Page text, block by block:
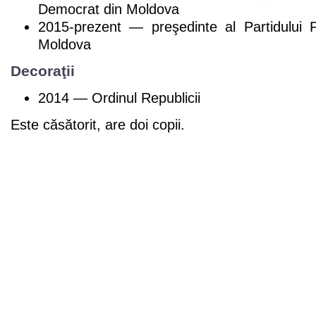
Democrat din Moldova
2015-prezent — preşedinte al Partidului
Moldova
Decoraţii
2014 — Ordinul Republicii
Este căsătorit, are doi copii.